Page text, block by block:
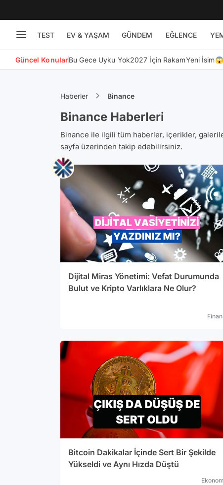
TEST EV & YAŞAM GÜNDEM EĞLENCE
Güncel KonularBu Gece Uyku Yok2027 İçin RakamYeni İsim😱
Haberler Binance
Binance Haberleri
Binance ile ilgili tüm haberler, içerikler,
sayfa üzerinden takip edebilirsiniz.
Dijital Miras Yönetimi: Vefat Durumunda
Bulut ve Kripto Varlıklara Ne Olur?
Bitcoin Dakikalar İçinde Sert Bir Şekilde
Yükseldi ve Aynı Hızda Düştü